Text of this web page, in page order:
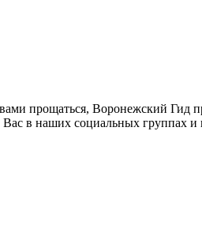
прощаться, Воронежский Гид
в наших социальных группах и